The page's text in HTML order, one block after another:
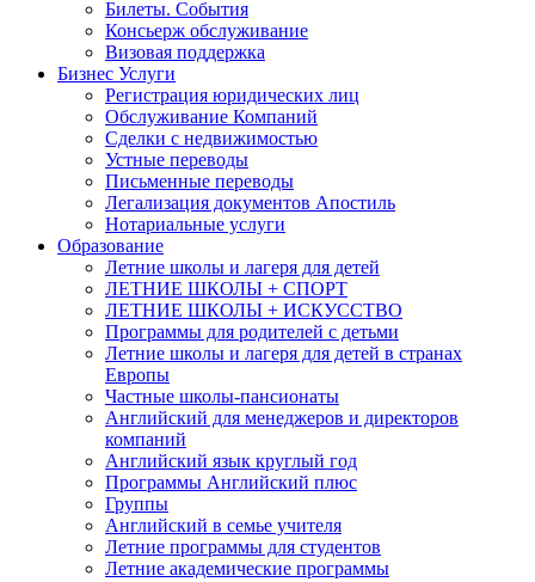
Билеты. События
Консьерж обслуживание
Визовая поддержка
Бизнес Услуги
Регистрация юридических лиц
Обслуживание Компаний
Сделки с недвижимостью
Устные переводы
Письменные переводы
Легализация документов Апостиль
Нотариальные услуги
Образование
Летние школы и лагеря для детей
ЛЕТНИЕ ШКОЛЫ + СПОРТ
ЛЕТНИЕ ШКОЛЫ + ИСКУССТВО
Программы для родителей с детьми
Летние школы и лагеря для детей в странах
Европы
Частные школы-пансионаты
Английский для менеджеров и директоров
компаний
Английский язык круглый год
Программы Английский плюс
Группы
Английский в семье учителя
Летние программы для студентов
Летние академические программы